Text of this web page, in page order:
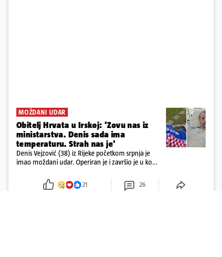
MOŽDANI UDAR
Obitelj Hrvata u Irskoj: 'Zovu nas iz
ministarstva. Denis sada ima
temperaturu. Strah nas je'
Denis Vejzović (38) iz Rijeke početkom srpnja je
imao moždani udar. Operiran je i završio je u komi.
tamošnji liječnici ne vjeruju u oporavak: 'Imamo
21 26